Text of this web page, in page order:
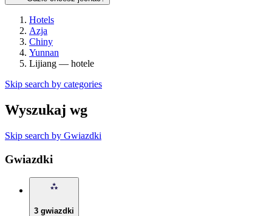
Hotels
Azja
Chiny
Yunnan
Lijiang — hotele
Skip search by categories
Wyszukaj wg
Skip search by Gwiazdki
Gwiazdki
3 gwiazdki